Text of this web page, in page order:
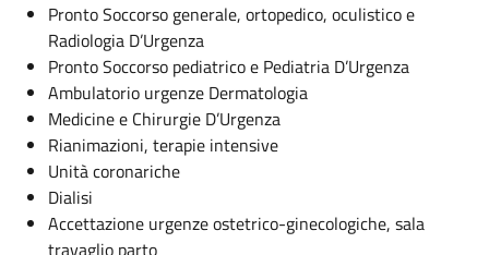
Pronto Soccorso generale, ortopedico, oculistico e
Radiologia D’Urgenza
Pronto Soccorso pediatrico e Pediatria D’Urgenza
Ambulatorio urgenze Dermatologia
Medicine e Chirurgie D’Urgenza
Rianimazioni, terapie intensive
Unità coronariche
Dialisi
Accettazione urgenze ostetrico-ginecologiche, sala